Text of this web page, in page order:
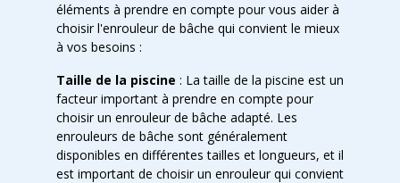
éléments à prendre en compte pour vous aider à
choisir l'enrouleur de bâche qui convient le mieux
à vos besoins :
Taille de la piscine : La taille de la piscine est un
facteur important à prendre en compte pour
choisir un enrouleur de bâche adapté. Les
enrouleurs de bâche sont généralement
disponibles en différentes tailles et longueurs, et il
est important de choisir un enrouleur qui convient